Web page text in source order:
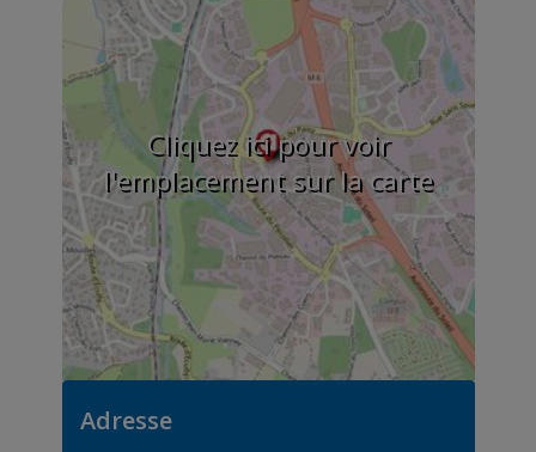
Cliquez ici pour voir
l'emplacement sur la carte
Adresse